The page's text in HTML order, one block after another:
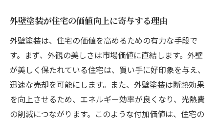
紫外線ダメージから住宅を守るためのポイ
環境に優しい外壁塗装が実現する持続可能な住
まい
エコフレンドリーな外壁塗装の選び方
環境負荷を低減する塗料の特徴
持続可能な住まいを実現する外壁塗装の役
外壁塗装が住宅の価値向上に寄与する理由
外壁塗装は、住宅の価値を高めるための有力な手段で
す。まず、外観の美しさは市場価値に直結します。外壁
が美しく保たれている住宅は、買い手に好印象を与え、
迅速な売却を可能にします。また、外壁塗装は断熱効果
を向上させるため、エネルギー効率が良くなり、光熱費
の削減につながります。このような付加価値は、住宅の